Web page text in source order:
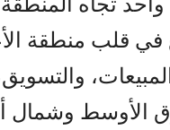
في قلب منطقة
وشمال